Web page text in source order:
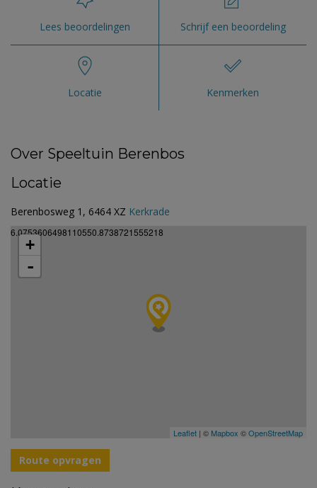
Lees beoordelingen Schrijf een beoordeling
Locatie Kenmerken
Over Speeltuin Berenbos
Locatie
Berenbosweg 1, 6464 XZ Kerkrade
6.0753606498110550.8738721555218
+
-
Leaflet | © Mapbox ©OpenStreetMap
Route opvragen